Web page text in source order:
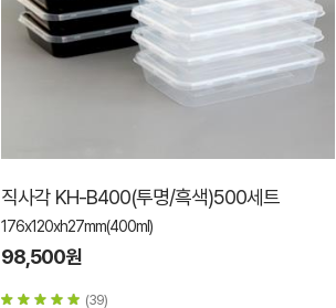
직사각 KH-B400(투명/흑색)500세트
176x120xh27mm(400ml)
98,500원
(39)